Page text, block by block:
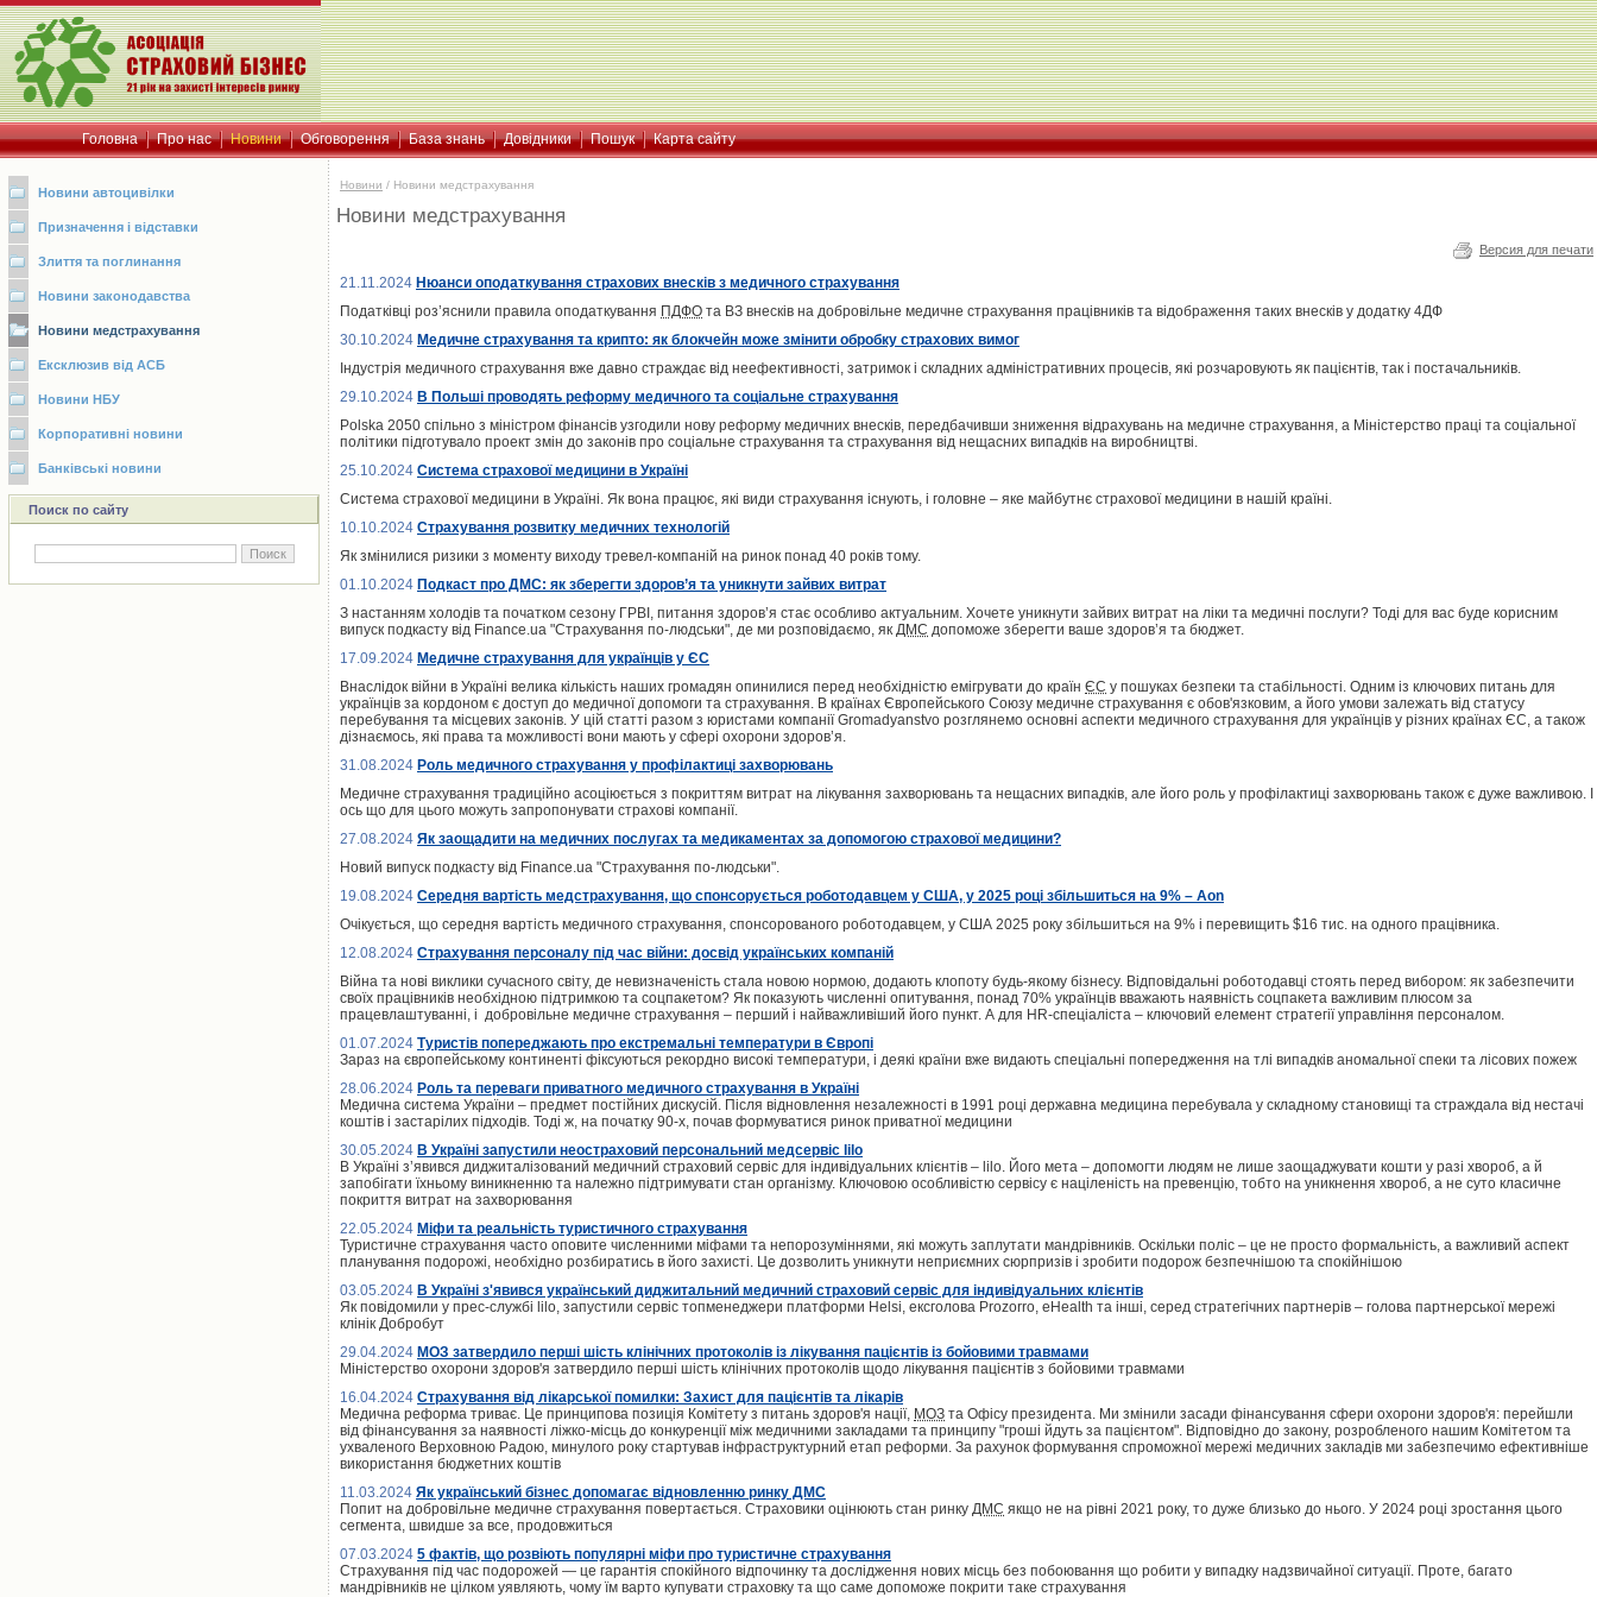
Головна Про нас Новини Обговорення База знань Довідники Пошук Карта сайту
Новини автоцивілки
Призначення і відставки
Злиття та поглинання
Новини законодавства
Новини медстрахування
Ексклюзив від АСБ
Новини НБУ
Корпоративні новини
Банківські новини
Поиск по сайту
Новини / Новини медстрахування
Новини медстрахування
Версия для печати
21.11.2024 Нюанси оподаткування страхових внесків з медичного страхування
Податківці роз’яснили правила оподаткування ПДФО та ВЗ внесків на добровільне медичне страхування працівників та відображення таких внесків у додатку 4ДФ
30.10.2024 Медичне страхування та крипто: як блокчейн може змінити обробку страхових вимог
Індустрія медичного страхування вже давно страждає від неефективності, затримок і складних адміністративних процесів, які розчаровують як пацієнтів, так і постачальників.
29.10.2024 В Польші проводять реформу медичного та соціальне страхування
Polska 2050 спільно з міністром фінансів узгодили нову реформу медичних внесків, передбачивши зниження відрахувань на медичне страхування, а Міністерство праці та соціальної
політики підготувало проект змін до законів про соціальне страхування та страхування від нещасних випадків на виробництві.
25.10.2024 Система страхової медицини в Україні
Система страхової медицини в Україні. Як вона працює, які види страхування існують, і головне – яке майбутнє страхової медицини в нашій країні.
10.10.2024 Страхування розвитку медичних технологій
Як змінилися ризики з моменту виходу тревел-компаній на ринок понад 40 років тому.
01.10.2024 Подкаст про ДМС: як зберегти здоров’я та уникнути зайвих витрат
З настанням холодів та початком сезону ГРВІ, питання здоров’я стає особливо актуальним. Хочете уникнути зайвих витрат на ліки та медичні послуги? Тоді для вас буде корисним
випуск подкасту від Finance.ua "Страхування по-людськи", де ми розповідаємо, як ДМС допоможе зберегти ваше здоров’я та бюджет.
17.09.2024 Медичне страхування для українців у ЄС
Внаслідок війни в Україні велика кількість наших громадян опинилися перед необхідністю емігрувати до країн ЄС у пошуках безпеки та стабільності. Одним із ключових питань для
українців за кордоном є доступ до медичної допомоги та страхування. В країнах Європейського Союзу медичне страхування є обов'язковим, а його умови залежать від статусу
перебування та місцевих законів. У цій статті разом з юристами компанії Gromadyanstvo розглянемо основні аспекти медичного страхування для українців у різних країнах ЄС, а також
дізнаємось, які права та можливості вони мають у сфері охорони здоров’я.
31.08.2024 Роль медичного страхування у профілактиці захворювань
Медичне страхування традиційно асоціюється з покриттям витрат на лікування захворювань та нещасних випадків, але його роль у профілактиці захворювань також є дуже важливою. І
ось що для цього можуть запропонувати страхові компанії.
27.08.2024 Як заощадити на медичних послугах та медикаментах за допомогою страхової медицини?
Новий випуск подкасту від Finance.ua "Страхування по-людськи".
19.08.2024 Середня вартість медстрахування, що спонсорується роботодавцем у США, у 2025 році збільшиться на 9% – Aon
Очікується, що середня вартість медичного страхування, спонсорованого роботодавцем, у США 2025 року збільшиться на 9% і перевищить $16 тис. на одного працівника.
12.08.2024 Страхування персоналу під час війни: досвід українських компаній
Війна та нові виклики сучасного світу, де невизначеність стала новою нормою, додають клопоту будь-якому бізнесу. Відповідальні роботодавці стоять перед вибором: як забезпечити
своїх працівників необхідною підтримкою та соцпакетом? Як показують численні опитування, понад 70% українців вважають наявність соцпакета важливим плюсом за
працевлаштуванні, і добровільне медичне страхування – перший і найважливіший його пункт. А для HR-спеціаліста – ключовий елемент стратегії управління персоналом.
01.07.2024 Туристів попереджають про екстремальні температури в Європі
Зараз на європейському континенті фіксуються рекордно високі температури, і деякі країни вже видають спеціальні попередження на тлі випадків аномальної спеки та лісових пожеж
28.06.2024 Роль та переваги приватного медичного страхування в Україні
Медична система України – предмет постійних дискусій. Після відновлення незалежності в 1991 році державна медицина перебувала у складному становищі та страждала від нестачі
коштів і застарілих підходів. Тоді ж, на початку 90-х, почав формуватися ринок приватної медицини
30.05.2024 В Україні запустили неостраховий персональний медсервіс lilo
В Україні зʼявився диджиталізований медичний страховий сервіс для індивідуальних клієнтів – lilo. Його мета – допомогти людям не лише заощаджувати кошти у разі хвороб, а й
запобігати їхньому виникненню та належно підтримувати стан організму. Ключовою особливістю сервісу є націленість на превенцію, тобто на уникнення хвороб, а не суто класичне
покриття витрат на захворювання
22.05.2024 Міфи та реальність туристичного страхування
Туристичне страхування часто оповите численними міфами та непорозуміннями, які можуть заплутати мандрівників. Оскільки поліс – це не просто формальність, а важливий аспект
планування подорожі, необхідно розбиратись в його захисті. Це дозволить уникнути неприємних сюрпризів і зробити подорож безпечнішою та спокійнішою
03.05.2024 В Україні з'явився український диджитальний медичний страховий сервіс для індивідуальних клієнтів
Як повідомили у прес-службі lilo, запустили сервіс топменеджери платформи Helsi, ексголова Prozorro, eHealth та інші, серед стратегічних партнерів – голова партнерської мережі
клінік Добробут
29.04.2024 МОЗ затвердило перші шість клінічних протоколів із лікування пацієнтів із бойовими травмами
Міністерство охорони здоров'я затвердило перші шість клінічних протоколів щодо лікування пацієнтів з бойовими травмами
16.04.2024 Страхування від лікарської помилки: Захист для пацієнтів та лікарів
Медична реформа триває. Це принципова позиція Комітету з питань здоров'я нації, МОЗ та Офісу президента. Ми змінили засади фінансування сфери охорони здоров'я: перейшли
від фінансування за наявності ліжко-місць до конкуренції між медичними закладами та принципу "гроші йдуть за пацієнтом". Відповідно до закону, розробленого нашим Комітетом та
ухваленого Верховною Радою, минулого року стартував інфраструктурний етап реформи. За рахунок формування спроможної мережі медичних закладів ми забезпечимо ефективніше
використання бюджетних коштів
11.03.2024 Як український бізнес допомагає відновленню ринку ДМС
Попит на добровільне медичне страхування повертається. Страховики оцінюють стан ринку ДМС якщо не на рівні 2021 року, то дуже близько до нього. У 2024 році зростання цього
сегмента, швидше за все, продовжиться
07.03.2024 5 фактів, що розвіють популярні міфи про туристичне страхування
Страхування під час подорожей ― це гарантія спокійного відпочинку та дослідження нових місць без побоювання що робити у випадку надзвичайної ситуації. Проте, багато
мандрівників не цілком уявляють, чому їм варто купувати страховку та що саме допоможе покрити таке страхування